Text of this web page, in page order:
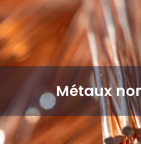
Métaux